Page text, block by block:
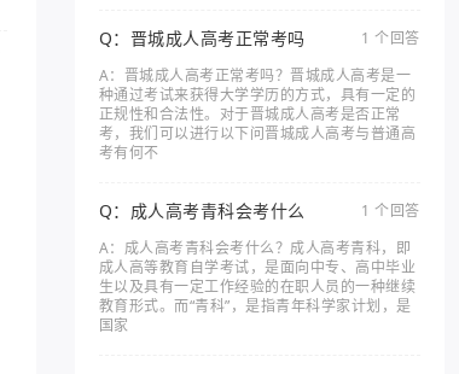
Q：晋城成人高考正常考吗
1 个回答
A：晋城成人高考正常考吗？晋城成人高考是一
种通过考试来获得大学学历的方式，具有一定的
正规性和合法性。对于晋城成人高考是否正常
考，我们可以进行以下问晋城成人高考与普通高
考有何不
Q：成人高考青科会考什么
1 个回答
A：成人高考青科会考什么？成人高考青科，即
成人高等教育自学考试，是面向中专、高中毕业
生以及具有一定工作经验的在职人员的一种继续
教育形式。而“青科”，是指青年科学家计划，是
国家